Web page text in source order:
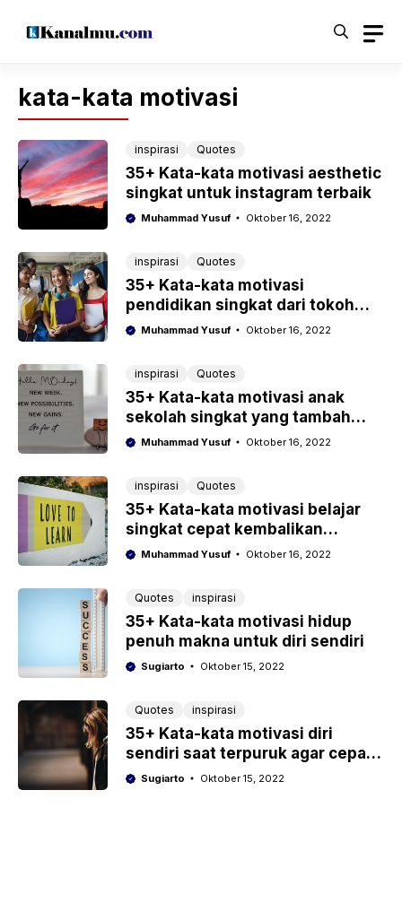
kata-kata motivasi
inspirasi Quotes
35+ Kata-kata motivasi aesthetic
singkat untuk instagram terbaik
Muhammad Yusuf Oktober 16, 2022
inspirasi Quotes
35+ Kata-kata motivasi
pendidikan singkat dari tokoh
dunia lengkap
Muhammad Yusuf Oktober 16, 2022
inspirasi Quotes
35+ Kata-kata motivasi anak
sekolah singkat yang tambah
semangat belajar
Muhammad Yusuf Oktober 16, 2022
inspirasi Quotes
35+ Kata-kata motivasi belajar
singkat cepat kembalikan
semangat untuk meraih prestasi
Muhammad Yusuf Oktober 16, 2022
Quotes inspirasi
35+ Kata-kata motivasi hidup
penuh makna untuk diri sendiri
Sugiarto Oktober 15, 2022
Quotes inspirasi
35+ Kata-kata motivasi diri
sendiri saat terpuruk agar cepat
lebih baik
Sugiarto Oktober 15, 2022